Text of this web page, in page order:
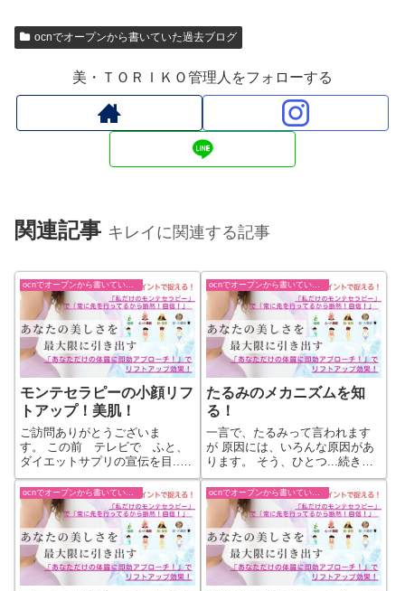
ocnでオープンから書いていた過去ブログ
美・ＴＯＲＩＫＯ管理人をフォローする
関連記事 キレイに関連する記事
ocnでオープンから書いていた過去ブログ
モンテセラピーの小顔リフ
トアップ！美肌！
ご訪問ありがとうございま
す。 この前 テレビで ふと、
ダイエットサプリの宣伝を目...
続きをもっと見る
ocnでオープンから書いていた過去ブログ
たるみのメカニズムを知
る！
一言で、たるみって言われます
が 原因には、いろんな原因があ
ります。 そう、ひとつ...続きを
もっと見る
ocnでオープンから書いていた過去ブログ ocnでオープンから書いていた過去ブログ